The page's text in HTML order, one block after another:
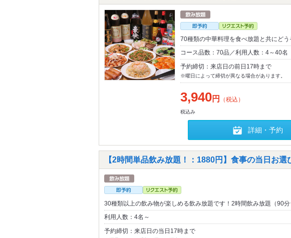
70種類の中華料理を食べ放題と共にどう
コース品数：70品／利用人数：4～40名
予約締切：来店日の前日17時まで
※曜日によって締切が異なる場合があります。
3,940円 （税込）
税込み
詳細・予約
【2時間単品飲み放題！：1880円】食事の当日お
30種類以上の飲み物が楽しめる飲み放題です！2時間飲み放題（90
利用人数：4名～
予約締切：来店日の当日17時まで